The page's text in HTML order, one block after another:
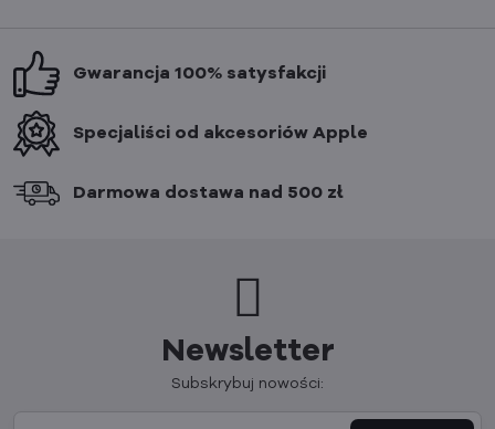
Gwarancja 100% satysfakcji
Specjaliści od akcesoriów Apple
Darmowa dostawa nad 500 zł
Newsletter
Subskrybuj nowości: